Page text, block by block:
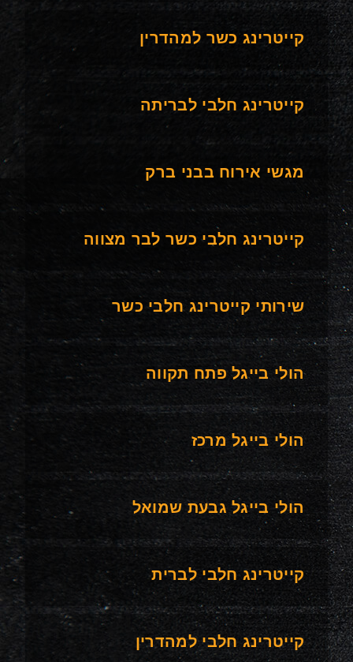
קייטרינג כשר למהדרין
קייטרינג חלבי לבריתה
מגשי אירוח בבני ברק
קייטרינג חלבי כשר לבר מצווה
שירותי קייטרינג חלבי כשר
הולי בייגל פתח תקווה
הולי בייגל מרכז
הולי בייגל גבעת שמואל
קייטרינג חלבי לברית
קייטרינג חלבי למהדרין